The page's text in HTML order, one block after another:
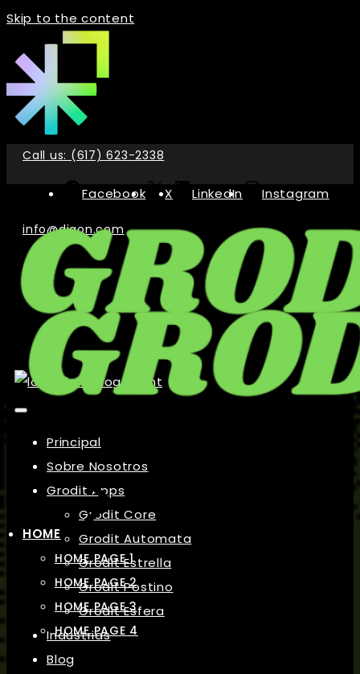
Skip to the content
Call us: (617) 623-2338
Facebook X LinkedIn Instagram
info@digon.com
Principal
Sobre Nosotros
Grodit Apps
Grodit Core
Grodit Automata
Grodit Estrella
Grodit Postino
Grodit Esfera
Industrias
Blog
HOME
HOME PAGE 1
HOME PAGE 2
HOME PAGE 3
HOME PAGE 4